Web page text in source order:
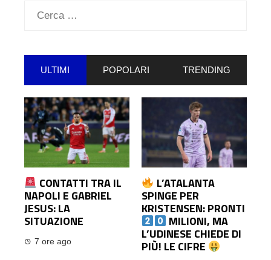
Ricerca
ULTIMI POPOLARI TRENDING
CONTATTI TRA IL
NAPOLI E GABRIEL
JESUS: LA
SITUAZIONE
7 ore ago
L’ATALANTA
SPINGE PER
KRISTENSEN: PRONTI
MILIONI, MA
L’UDINESE CHIEDE DI
PIÙ! LE CIFRE